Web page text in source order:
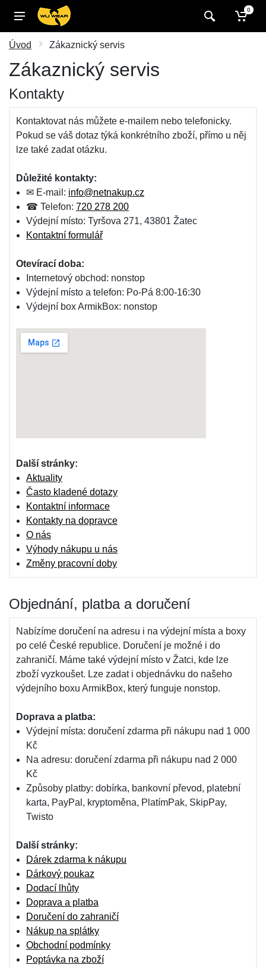
0
Úvod Zákaznický servis
Zákaznický servis
Kontakty
Kontaktovat nás můžete e-mailem nebo telefonicky.
Pokud se váš dotaz týká konkrétního zboží, přímo u něj
lze také zadat otázku.
Důležité kontakty:
✉ E-mail: info@netnakup.cz
☎ Telefon: 720 278 200
Výdejní místo: Tyršova 271, 43801 Žatec
Kontaktní formulář
Otevírací doba:
Internetový obchod: nonstop
Výdejní místo a telefon: Po-Pá 8:00-16:30
Výdejní box ArmikBox: nonstop
Další stránky:
Aktuality
Často kladené dotazy
Kontaktní informace
Kontakty na dopravce
O nás
Výhody nákupu u nás
Změny pracovní doby
Objednání, platba a doručení
Nabízíme doručení na adresu i na výdejní místa a boxy
po celé České republice. Doručení je možné i do
zahraničí. Máme také výdejní místo v Žatci, kde lze
zboží vyzkoušet. Lze zadat i objednávku do našeho
výdejního boxu ArmikBox, který funguje nonstop.
Doprava a platba:
Výdejní místa: doručení zdarma při nákupu nad 1 000
Kč
Na adresu: doručení zdarma při nákupu nad 2 000
Kč
Způsoby platby: dobírka, bankovní převod, platební
karta, PayPal, kryptoměna, PlatímPak, SkipPay,
Twisto
Další stránky:
Dárek zdarma k nákupu
Dárkový poukaz
Dodací lhůty
Doprava a platba
Doručení do zahraničí
Nákup na splátky
Obchodní podmínky
Poptávka na zboží